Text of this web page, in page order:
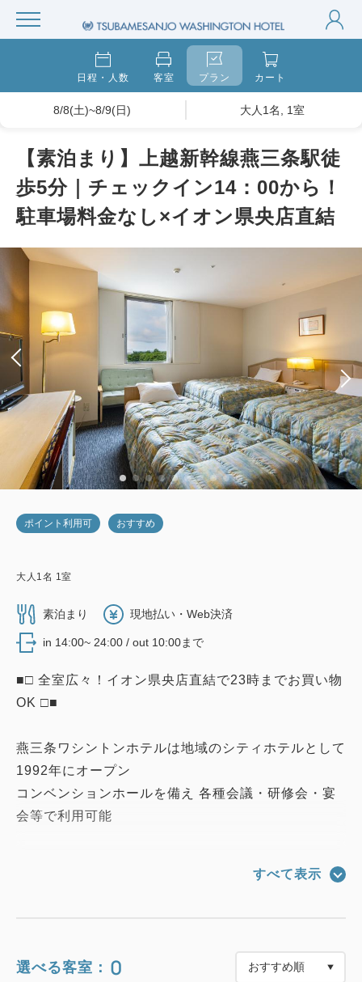
日程・人数 客室 プラン カート
8/8(土)~8/9(日) 大人1名, 1室
【素泊まり】上越新幹線燕三条駅徒
歩5分｜チェックイン14：00から！
駐車場料金なし×イオン県央店直結
ポイント利用可 おすすめ
大人 1 名 1 室
素泊まり 現地払い・Web決済
in 14:00~ 24:00 / out 10:00まで
■□ 全室広々！イオン県央店直結で23時までお買い物
OK □■
燕三条ワシントンホテルは地域のシティホテルとして
1992年にオープン
コンベンションホールを備え 各種会議・研修会・宴
会等で利用可能
利用料金なし・屋外駐車場のみ24H出入り可能
すべて表示
選べる客室： 0